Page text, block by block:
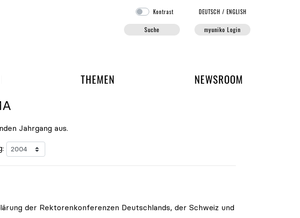
Kontrast DEUTSCH /ENGLISH
Suche myuniko Login
UND ARBEITSGRUPPEN DER UNIKO
THEMEN NEWSROOM
Jahrgang aus.
der Rektorenkonferenzen Deutschlands, der Schweiz und